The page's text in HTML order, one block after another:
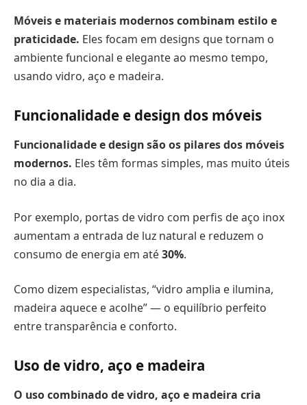
Móveis e materiais modernos combinam estilo e
praticidade. Eles focam em designs que tornam o
ambiente funcional e elegante ao mesmo tempo,
usando vidro, aço e madeira.
Funcionalidade e design dos móveis
Funcionalidade e design são os pilares dos móveis
modernos. Eles têm formas simples, mas muito úteis
no dia a dia.
Por exemplo, portas de vidro com perfis de aço inox
aumentam a entrada de luz natural e reduzem o
consumo de energia em até30%.
Como dizem especialistas, “vidro amplia e ilumina,
madeira aquece e acolhe” — o equilíbrio perfeito
entre transparência e conforto.
Uso de vidro, aço e madeira
O uso combinado de vidro, aço e madeira cria